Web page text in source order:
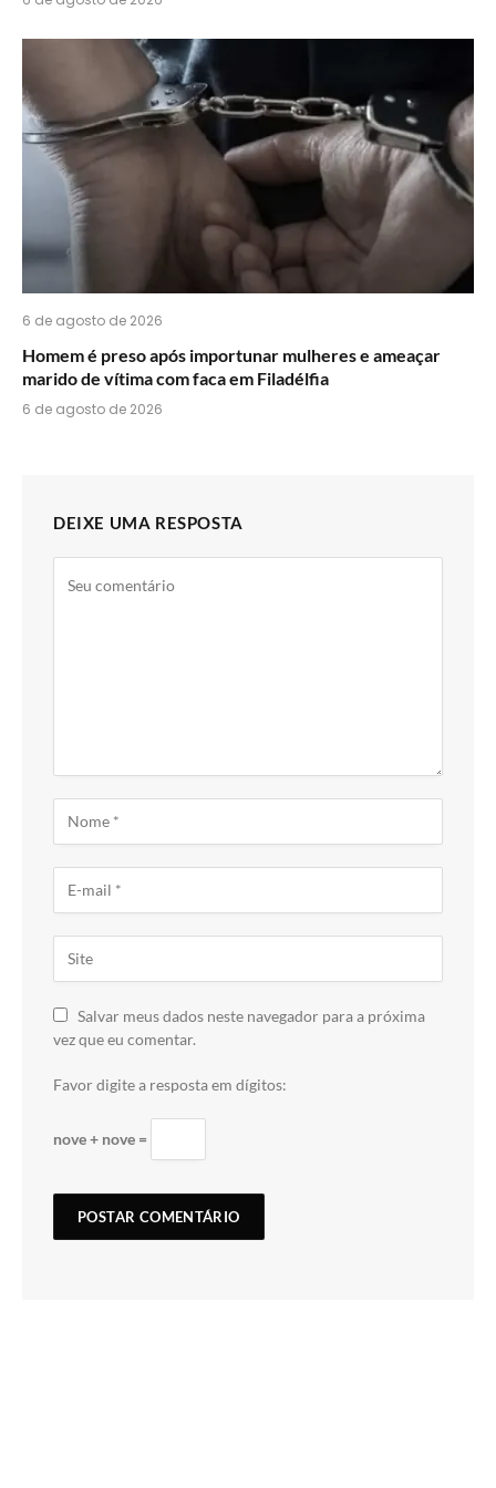
6 de agosto de 2026
Homem é preso após importunar mulheres e ameaçar
marido de vítima com faca em Filadélfia
6 de agosto de 2026
DEIXE UMA RESPOSTA
Salvar meus dados neste navegador para a próxima
vez que eu comentar.
Favor digite a resposta em dígitos:
nove + nove =